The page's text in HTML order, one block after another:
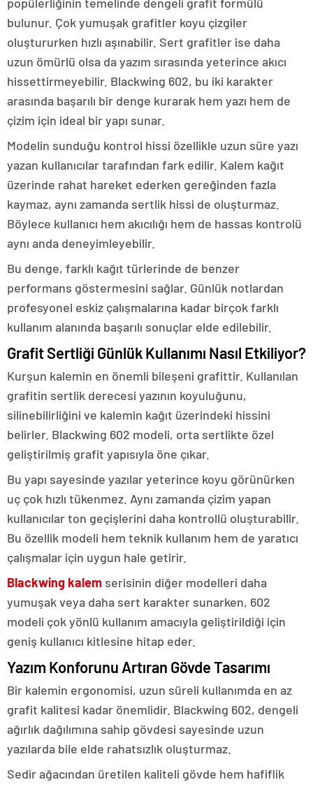
bulunur. Çok yumuşak grafitler koyu çizgiler
oluştururken hızlı aşınabilir. Sert grafitler ise daha
uzun ömürlü olsa da yazım sırasında yeterince akıcı
hissettirmeyebilir. Blackwing 602, bu iki karakter
arasında başarılı bir denge kurarak hem yazı hem de
çizim için ideal bir yapı sunar.
Modelin sunduğu kontrol hissi özellikle uzun süre yazı
yazan kullanıcılar tarafından fark edilir. Kalem kağıt
üzerinde rahat hareket ederken gereğinden fazla
kaymaz, aynı zamanda sertlik hissi de oluşturmaz.
Böylece kullanıcı hem akıcılığı hem de hassas kontrolü
aynı anda deneyimleyebilir.
Bu denge, farklı kağıt türlerinde de benzer
performans göstermesini sağlar. Günlük notlardan
profesyonel eskiz çalışmalarına kadar birçok farklı
kullanım alanında başarılı sonuçlar elde edilebilir.
Grafit Sertliği Günlük Kullanımı Nasıl Etkiliyor?
Kurşun kalemin en önemli bileşeni grafittir. Kullanılan
grafitin sertlik derecesi yazının koyuluğunu,
silinebilirliğini ve kalemin kağıt üzerindeki hissini
belirler. Blackwing 602 modeli, orta sertlikte özel
geliştirilmiş grafit yapısıyla öne çıkar.
Bu yapı sayesinde yazılar yeterince koyu görünürken
uç çok hızlı tükenmez. Aynı zamanda çizim yapan
kullanıcılar ton geçişlerini daha kontrollü oluşturabilir.
Bu özellik modeli hem teknik kullanım hem de yaratıcı
çalışmalar için uygun hale getirir.
Blackwing kalem serisinin diğer modelleri daha
yumuşak veya daha sert karakter sunarken, 602
modeli çok yönlü kullanım amacıyla geliştirildiği için
geniş kullanıcı kitlesine hitap eder.
Yazım Konforunu Artıran Gövde Tasarımı
Bir kalemin ergonomisi, uzun süreli kullanımda en az
grafit kalitesi kadar önemlidir. Blackwing 602, dengeli
ağırlık dağılımına sahip gövdesi sayesinde uzun
yazılarda bile elde rahatsızlık oluşturmaz.
Sedir ağacından üretilen kaliteli gövde hem hafiflik